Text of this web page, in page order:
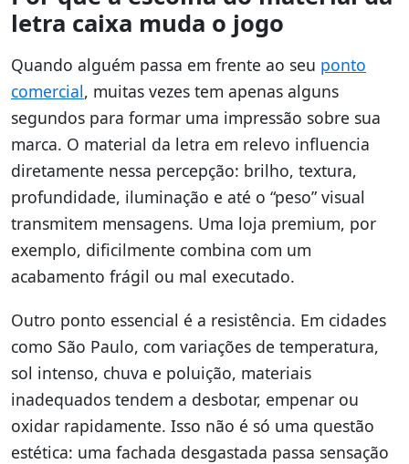
letra caixa muda o jogo
Quando alguém passa em frente ao seu ponto
comercial, muitas vezes tem apenas alguns
segundos para formar uma impressão sobre sua
marca. O material da letra em relevo influencia
diretamente nessa percepção: brilho, textura,
profundidade, iluminação e até o “peso” visual
transmitem mensagens. Uma loja premium, por
exemplo, dificilmente combina com um
acabamento frágil ou mal executado.
Outro ponto essencial é a resistência. Em cidades
como São Paulo, com variações de temperatura,
sol intenso, chuva e poluição, materiais
inadequados tendem a desbotar, empenar ou
oxidar rapidamente. Isso não é só uma questão
estética: uma fachada desgastada passa sensação